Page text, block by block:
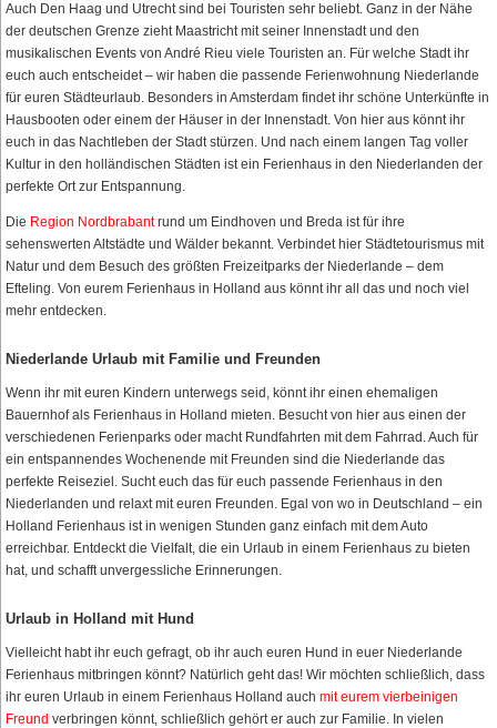
Auch Den Haag und Utrecht sind bei Touristen sehr beliebt. Ganz in der Nähe
der deutschen Grenze zieht Maastricht mit seiner Innenstadt und den
musikalischen Events von André Rieu viele Touristen an. Für welche Stadt ihr
euch auch entscheidet – wir haben die passende Ferienwohnung Niederlande
für euren Städteurlaub. Besonders in Amsterdam findet ihr schöne Unterkünfte in
Hausbooten oder einem der Häuser in der Innenstadt. Von hier aus könnt ihr
euch in das Nachtleben der Stadt stürzen. Und nach einem langen Tag voller
Kultur in den holländischen Städten ist ein Ferienhaus in den Niederlanden der
perfekte Ort zur Entspannung.
Die Region Nordbrabantrund um Eindhoven und Breda ist für ihre
sehenswerten Altstädte und Wälder bekannt. Verbindet hier Städtetourismus mit
Natur und dem Besuch des größten Freizeitparks der Niederlande – dem
Efteling. Von eurem Ferienhaus in Holland aus könnt ihr all das und noch viel
mehr entdecken.
Niederlande Urlaub mit Familie und Freunden
Wenn ihr mit euren Kindern unterwegs seid, könnt ihr einen ehemaligen
Bauernhof als Ferienhaus in Holland mieten. Besucht von hier aus einen der
verschiedenen Ferienparks oder macht Rundfahrten mit dem Fahrrad. Auch für
ein entspannendes Wochenende mit Freunden sind die Niederlande das
perfekte Reiseziel. Sucht euch das für euch passende Ferienhaus in den
Niederlanden und relaxt mit euren Freunden. Egal von wo in Deutschland – ein
Holland Ferienhaus ist in wenigen Stunden ganz einfach mit dem Auto
erreichbar. Entdeckt die Vielfalt, die ein Urlaub in einem Ferienhaus zu bieten
hat, und schafft unvergessliche Erinnerungen.
Urlaub in Holland mit Hund
Vielleicht habt ihr euch gefragt, ob ihr auch euren Hund in euer Niederlande
Ferienhaus mitbringen könnt? Natürlich geht das! Wir möchten schließlich, dass
ihr euren Urlaub in einem Ferienhaus Holland auch mit eurem vierbeinigen
Freund verbringen könnt, schließlich gehört er auch zur Familie. In vielen